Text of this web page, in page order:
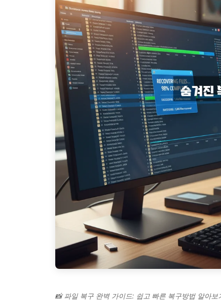
📸 파일 복구 완벽 가이드: 쉽고 빠른 복구방법 알아보